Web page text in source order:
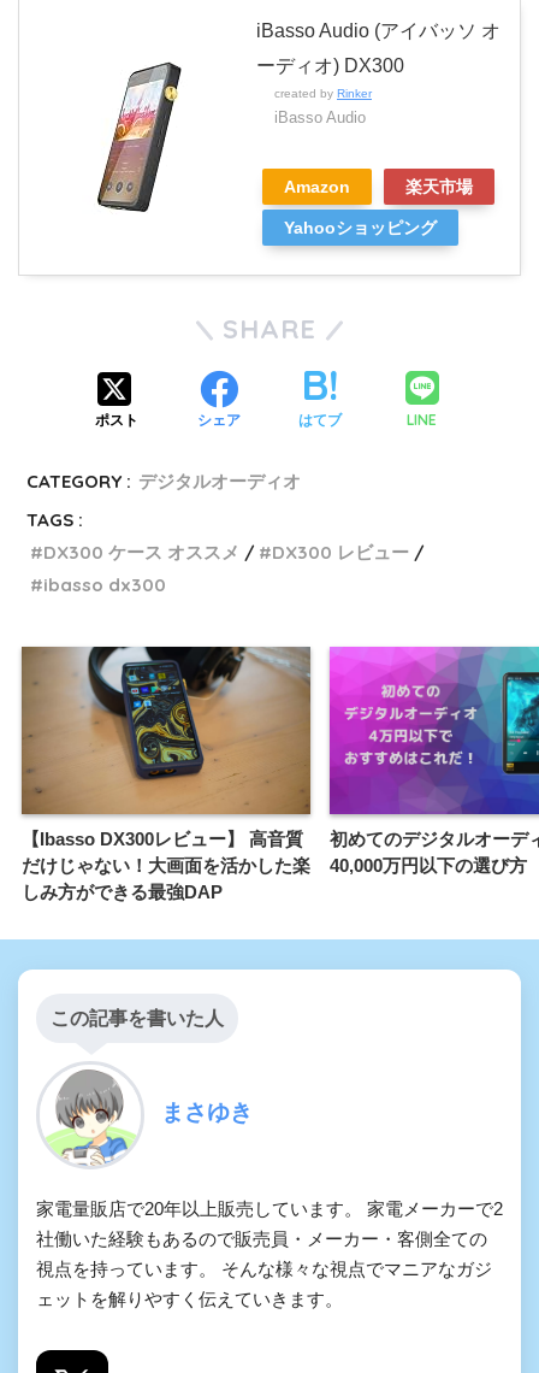
iBasso Audio (アイバッソ オ
ーディオ) DX300
created by Rinker
iBasso Audio
Amazon 楽天市場
Yahooショッピング
SHARE
ポスト シェア はてブ LINE
CATEGORY : デジタルオーディオ
TAGS :
DX300 ケース オススメ
DX300 レビュー
ibasso dx300
【Ibasso DX300レビュー】 高音質
だけじゃない！大画面を活かした楽
しみ方ができる最強DAP
初めてのデジタルオーデ
40,000万円以下の選び方
この記事を書いた人
まさゆき
家電量販店で20年以上販売しています。 家電メーカーで2
社働いた経験もあるので販売員・メーカー・客側全ての
視点を持っています。 そんな様々な視点でマニアなガジ
ェットを解りやすく伝えていきます。